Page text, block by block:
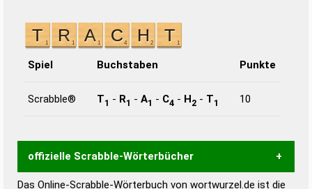
Spiel Buchstaben Punkte
Scrabble® T1 - R1 - A1 - C4 - H2 - T1 10
offizielle Scrabble-Wörterbücher
Das Online-Scrabble-Wörterbuch von wortwurzel.de ist die